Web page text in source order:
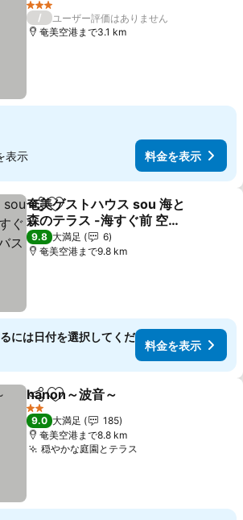
3 ホテルのランク
/
ユーザー評価はありません
奄美空港まで3.1 km
表示 料金を表示
シェアお気に入りに追加
奄美ゲストハウス sou 海と
森のテラス -海すぐ前 空港
車15分 最寄バス停送迎可
9.8 大満足
6
奄美空港まで9.8 km
には日付を選択してくだ
料金を表示
シェアお気に入りに追加
hanon～波音～
2 ホテルのランク
9.0 大満足
185
奄美空港まで8.8 km
穏やかな庭園とテラス